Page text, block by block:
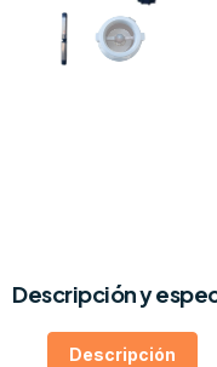
Descripción y
Descripción